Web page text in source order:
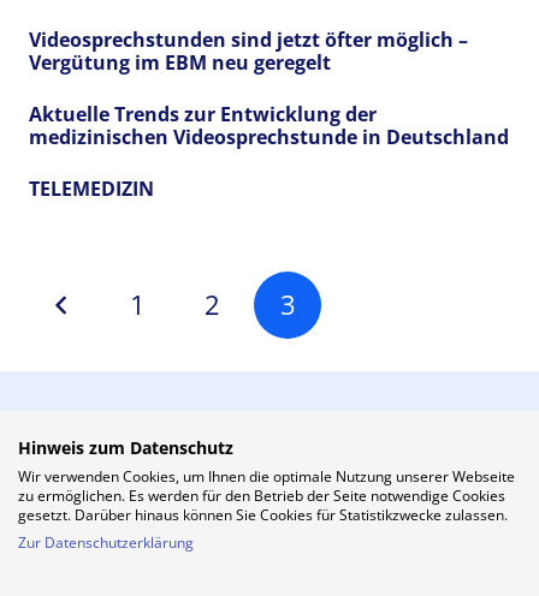
Videosprechstunden sind jetzt öfter möglich –
Vergütung im EBM neu geregelt
Aktuelle Trends zur Entwicklung der
medizinischen Videosprechstunde in Deutschland
TELEMEDIZIN
1 2 3
Hinweis zum Datenschutz
Wir verwenden Cookies, um Ihnen die optimale Nutzung unserer Webseite
zu ermöglichen. Es werden für den Betrieb der Seite notwendige Cookies
gesetzt. Darüber hinaus können Sie Cookies für Statistikzwecke zulassen.
Zur Datenschutzerklärung